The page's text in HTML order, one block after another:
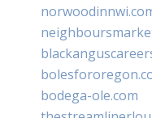
bodega-ole.com